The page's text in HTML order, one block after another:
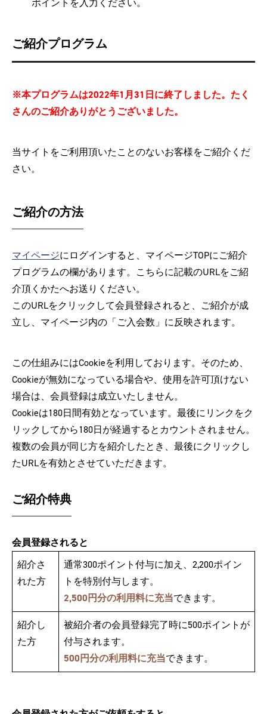
ご紹介プログラム
※本プログラムは2022年1月31日に終了しました。たく
さんのご紹介ありがとうございました。
当サイトをご利用頂いたことのないお客様をご紹介くだ
さい。
ご紹介の方法
マイページにログインすると、マイページTOPにご紹介
プログラムの欄があります。こちらに記載のURLをご紹
介頂くかたへお送りください。
このURLをクリックして会員登録されると、ご紹介が成
立し、マイページ内の「ご入会数」に反映されます。
この仕組みにはCookieを利用しております。そのため、
Cookieが無効になっている場合や、使用を許可頂けない
場合は、会員登録は成立いたしません。
Cookieは180日間有効となっています。最後にリンクをク
リックしてから180日が経過するとカウントされません。
複数の会員が同じ方を紹介したとき、最後にクリックし
たURLを有効とさせていただきます。
ご紹介特典
会員登録されると
紹介さ
れた方
通常300ポイント付与に加え、2,200ポイン
トを特別付与します。
2,500円分の利用料に充当できます。
紹介し
た方
被紹介者の会員登録完了時に500ポイントが
付与されます。
500円分の利用料に充当できます。